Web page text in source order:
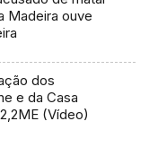
Madeira ouve
dos
e da Casa
(Vídeo)